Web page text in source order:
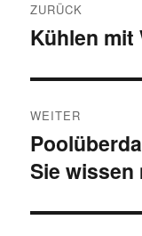
ZURÜCK
Vorheriger
Kühlen mit
WEITER
Nächster
Beitrag:
Sie wissen